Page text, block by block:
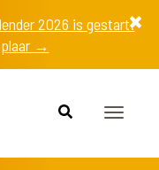
2026 is gestart!
→
Toggle